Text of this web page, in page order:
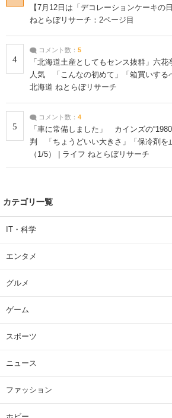
【7月12日は「デコレーションケーキの
ねとらぼリサーチ：2ページ目
4
コメント数： 5
「北海道土産としてもセンス抜群」六花
人気 「こんなの初めて」「箱買いする
北海道 ねとらぼリサーチ
5
コメント数： 4
「車に常備しました」 カインズの
判 「ちょうどいい大きさ」「保冷剤を
（1/5） | ライフ ねとらぼリサーチ
カテゴリ一覧
IT・科学
エンタメ
グルメ
ゲーム
スポーツ
ニュース
ファッション